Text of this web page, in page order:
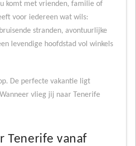
komt met vrienden, familie of
voor iedereen wat wils:
stranden, avontuurlijke
levendige hoofdstad vol winkels
De perfecte vakantie ligt
vlieg jij naar Tenerife
Tenerife vanaf